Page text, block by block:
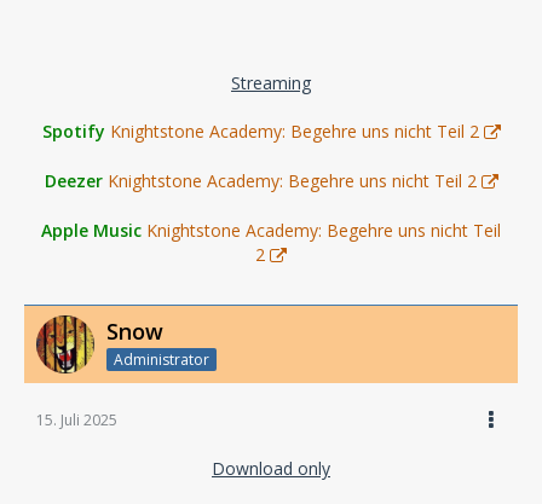
Streaming
Spotify Knightstone Academy: Begehre uns nicht Teil 2
Deezer Knightstone Academy: Begehre uns nicht Teil 2
Apple Music Knightstone Academy: Begehre uns nicht Teil
2
Snow
Administrator
15. Juli 2025
Download only